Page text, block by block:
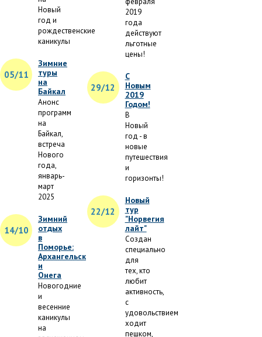
Новый
год и
рождественские
каникулы
05/11
Зимние
туры
на
Байкал
Анонс
программ
на
Байкал,
встреча
Нового
года,
январь-
март
2025
14/10
Зимний
отдых
в
Поморье:
Архангельск
и
Онега
Новогодние
и
весенние
каникулы
на
2019
года
действуют
льготные
цены!
29/12
С
Новым
2019
Годом!
В
Новый
год - в
новые
путешествия
и
горизонты!
22/12
Новый
тур
"Норвегия
лайт"
Создан
специально
для
тех, кто
любит
активность,
с
удовольствием
ходит
пешком,